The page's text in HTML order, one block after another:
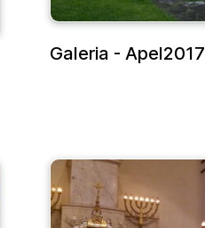
Galeria - Apel2017